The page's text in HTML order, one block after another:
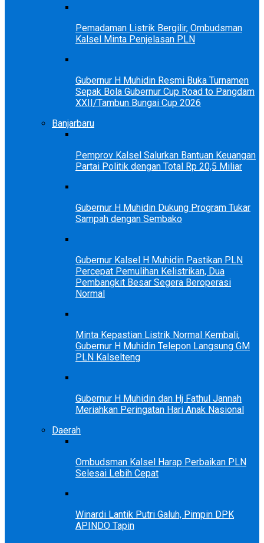
Pemadaman Listrik Bergilir, Ombudsman
Kalsel Minta Penjelasan PLN
Gubernur H Muhidin Resmi Buka Turnamen
Sepak Bola Gubernur Cup Road to Pangdam
XXII/Tambun Bungai Cup 2026
Banjarbaru
Pemprov Kalsel Salurkan Bantuan Keuangan
Partai Politik dengan Total Rp 20,5 Miliar
Gubernur H Muhidin Dukung Program Tukar
Sampah dengan Sembako
Gubernur Kalsel H Muhidin Pastikan PLN
Percepat Pemulihan Kelistrikan, Dua
Pembangkit Besar Segera Beroperasi
Normal
Minta Kepastian Listrik Normal Kembali,
Gubernur H Muhidin Telepon Langsung GM
PLN Kalselteng
Gubernur H Muhidin dan Hj Fathul Jannah
Meriahkan Peringatan Hari Anak Nasional
Daerah
Ombudsman Kalsel Harap Perbaikan PLN
Selesai Lebih Cepat
Winardi Lantik Putri Galuh, Pimpin DPK
APINDO Tapin